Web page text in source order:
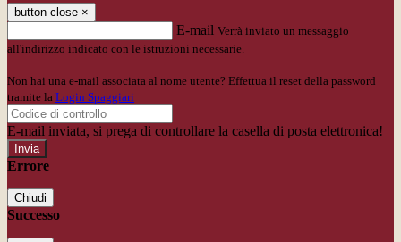
button close ×
E-mail Verrà inviato un messaggio
all'indirizzo indicato con le istruzioni necessarie.
Non hai una e-mail associata al nome utente? Effettua il reset della password
tramite la Login Spaggiari
E-mail inviata, si prega di controllare la casella di posta elettronica!
Errore
Chiudi
Successo